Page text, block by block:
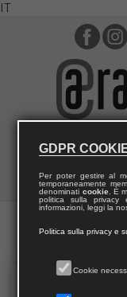
IT
GDPR
Per poter gestire al
temporaneamente
denominati cookie. È
politica sulla
informazioni, leggi la
Politica sulla privacy e
Cookie